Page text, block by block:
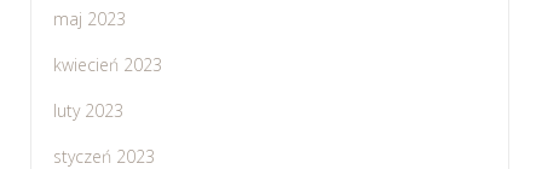
maj 2023
kwiecień 2023
luty 2023
styczeń 2023